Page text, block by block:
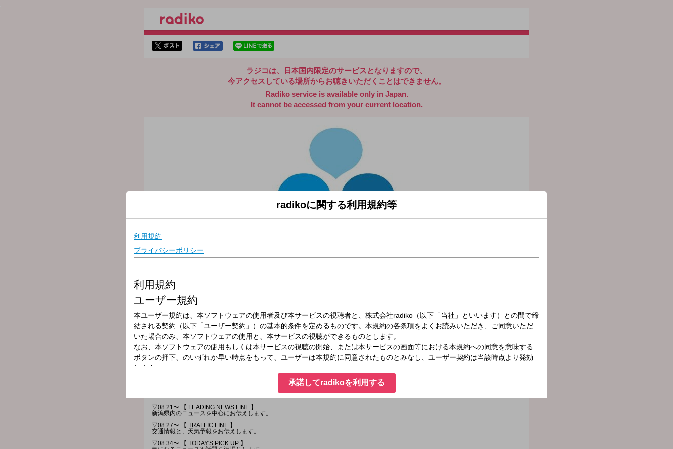
ラジコは、日本国内限定のサービスとなりますので、
今アクセスしている場所からお聴きいただくことはできません。
Radiko service is available only in Japan.
It cannot be accessed from your current location.
放送局
放送時間
2026年7月8日（水）08:20～08:55
番組名
FM HEADLINE
▽08:21〜 【 LEADING NEWS LINE 】
新潟県内のニュースを中心にお伝えします。
▽08:27〜 【 TRAFFIC LINE 】
交通情報と、天気予報をお伝えします。
▽08:34〜 【 TODAY'S PICK UP 】
radikoに関する利用規約等
承諾してradikoを利用する